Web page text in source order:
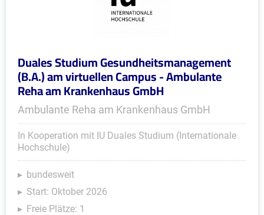
Duales Studium Gesundheitsmanagement
(B.A.) am virtuellen Campus - Ambulante
Reha am Krankenhaus GmbH
Ambulante Reha am Krankenhaus GmbH
In Kooperation mit IU Duales Studium (Internationale
Hochschule)
bundesweit
Start: Oktober 2026
Freie Plätze: 1